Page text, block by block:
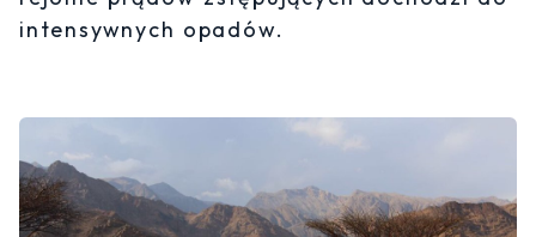
intensywnych opadów.